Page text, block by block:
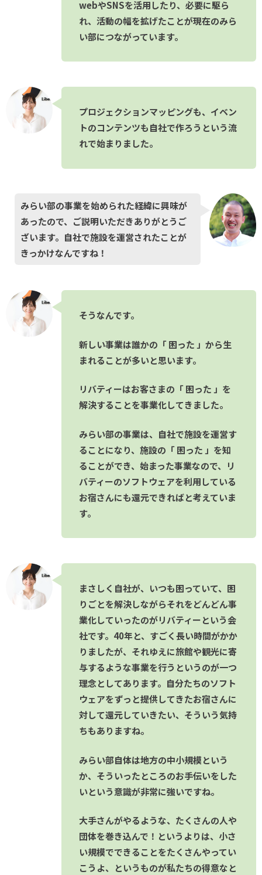
webやSNSを活用したり、必要に駆ら
れ、活動の幅を拡げたことが現在のみら
い部につながっています。
プロジェクションマッピングも、イベン
トのコンテンツも自社で作ろうという流
れで始まりました。
みらい部の事業を始められた経緯に興味が
あったので、ご説明いただきありがとうご
ざいます。自社で施設を運営されたことが
きっかけなんですね！
そうなんです。
新しい事業は誰かの「 困った 」から生
まれることが多いと思います。
リバティーはお客さまの「 困った 」を
解決することを事業化してきました。
みらい部の事業は、自社で施設を運営す
ることになり、施設の「 困った 」を知
ることができ、始まった事業なので、リ
バティーのソフトウェアを利用している
お宿さんにも還元できればと考えていま
す。
まさしく自社が、いつも困っていて、困
りごとを解決しながらそれをどんどん事
業化していったのがリバティーという会
社です。40年と、すごく長い時間がかか
りましたが、それゆえに旅館や観光に寄
与するような事業を行うというのが一つ
理念としてあります。自分たちのソフト
ウェアをずっと提供してきたお宿さんに
対して還元していきたい、そういう気持
ちもありますね。
みらい部自体は地方の中小規模という
か、そういったところのお手伝いをした
いという意識が非常に強いですね。
大手さんがやるような、たくさんの人や
団体を巻き込んで！というよりは、小さ
い規模でできることをたくさんやってい
こうよ、というものが私たちの得意なと